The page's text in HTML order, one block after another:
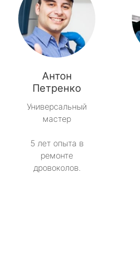
Антон
Петренко
Универсальный
мастер
5 лет опыта в
ремонте
дровоколов.